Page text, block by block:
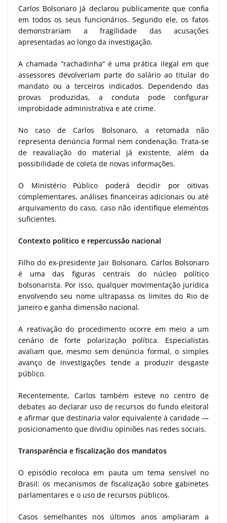
Carlos Bolsonaro já declarou publicamente que confia
em todos os seus funcionários. Segundo ele, os fatos
demonstrariam a fragilidade das acusações
apresentadas ao longo da investigação.
A chamada “rachadinha” é uma prática ilegal em que
assessores devolveriam parte do salário ao titular do
mandato ou a terceiros indicados. Dependendo das
provas produzidas, a conduta pode configurar
improbidade administrativa e até crime.
No caso de Carlos Bolsonaro, a retomada não
representa denúncia formal nem condenação. Trata-se
de reavaliação do material já existente, além da
possibilidade de coleta de novas informações.
O Ministério Público poderá decidir por oitivas
complementares, análises financeiras adicionais ou até
arquivamento do caso, caso não identifique elementos
suficientes.
Contexto político e repercussão nacional
Filho do ex-presidente Jair Bolsonaro, Carlos Bolsonaro
é uma das figuras centrais do núcleo político
bolsonarista. Por isso, qualquer movimentação jurídica
envolvendo seu nome ultrapassa os limites do Rio de
Janeiro e ganha dimensão nacional.
A reativação do procedimento ocorre em meio a um
cenário de forte polarização política. Especialistas
avaliam que, mesmo sem denúncia formal, o simples
avanço de investigações tende a produzir desgaste
público.
Recentemente, Carlos também esteve no centro de
debates ao declarar uso de recursos do fundo eleitoral
e afirmar que destinaria valor equivalente à caridade —
posicionamento que dividiu opiniões nas redes sociais.
Transparência e fiscalização dos mandatos
O episódio recoloca em pauta um tema sensível no
Brasil: os mecanismos de fiscalização sobre gabinetes
parlamentares e o uso de recursos públicos.
Casos semelhantes nos últimos anos ampliaram a